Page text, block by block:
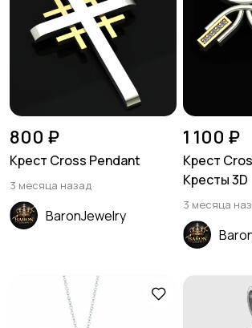
800 ₽
Крест Cross Pendant
3 месяца назад
BaronJewelry
1 100 ₽
Крест
Кресты 3D
3 месяца